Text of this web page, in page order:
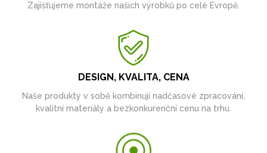
Zajišťujeme montáže našich výrobků po celé Evropě.
DESIGN, KVALITA, CENA
Naše produkty v sobě kombinují nadčasové zpracování,
kvalitní materiály a bezkonkurenční cenu na trhu.